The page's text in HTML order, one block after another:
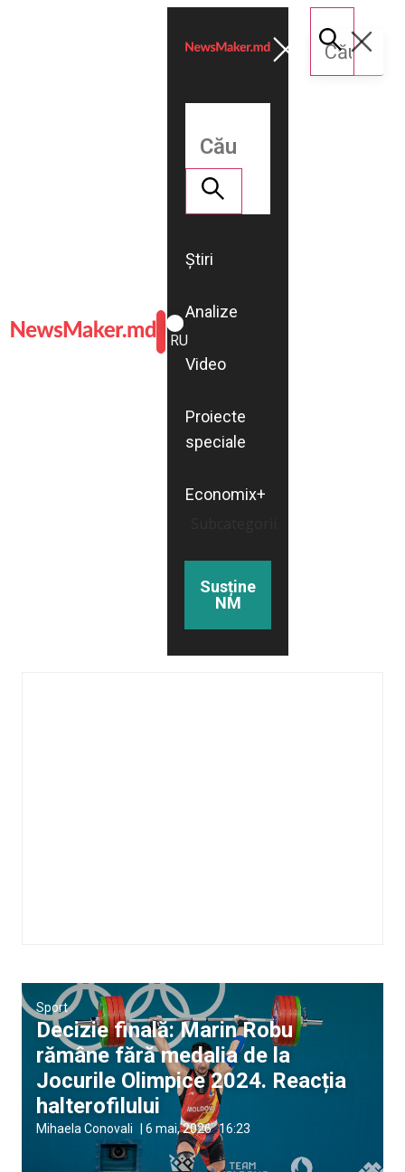
ROMÂNĂ
RU
Știri
Analize
Video
Proiecte
speciale
Economix+
Susține
NM
Sport
Decizie finală: Marin Robu
rămâne fără medalia de la
Jocurile Olimpice 2024. Reacția
halterofilului
Mihaela Conovali 6 mai, 2026 16:23